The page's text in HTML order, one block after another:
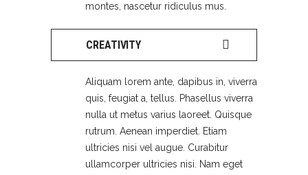
montes, nascetur ridiculus mus.
CREATIVITY
Aliquam lorem ante, dapibus in, viverra
quis, feugiat a, tellus. Phasellus viverra
nulla ut metus varius laoreet. Quisque
rutrum. Aenean imperdiet. Etiam
ultricies nisi vel augue. Curabitur
ullamcorper ultricies nisi. Nam eget